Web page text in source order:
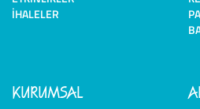
İHALELER
KURUMSAL